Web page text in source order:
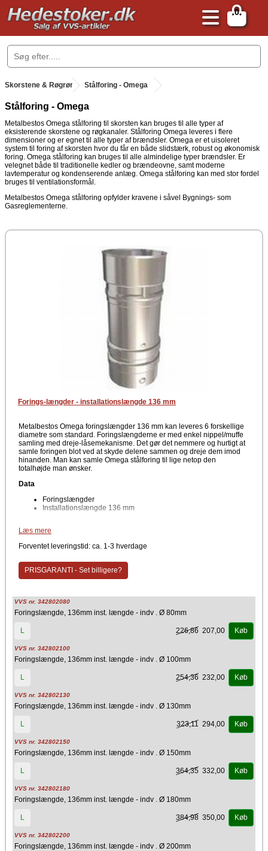
0
.
Skorstene & Røgrør . Stålforing - Omega
Stålforing - Omega
Metalbestos Omega stålforing til skorsten kan bruges til alle typer af
eksisterende skorstene og røgkanaler. Stålforing Omega leveres i flere
dimensioner og er egnet til alle typer af brændsler. Omega er et uisoleret
system til foring af skorsten hvor du får en både slidstærk, robust og økonomisk
foring. Omega stålforing kan bruges til alle almindelige typer brændsler. Er
velegnet både til traditionelle kedler og brændeovne, samt moderne
lavtemperatur og kondenserende anlæg. Omega stålforing kan med stor fordel
bruges til ventilationsformål.
Metalbestos Omega stålforing opfylder kravene i såvel Bygnings- som
Gasreglementerne.
Forings-længder - installationslængde 136 mm
Metalbestos Omega foringslængder 136 mm kan leveres 6 forskellige
diametre som standard. Foringslængderne er med enkel nippel/muffe
samling med dreje-låsemekanisme. Det gør det nemmere og hurtigt at
samle foringen blot ved at skyde delene sammen og dreje dem imod
hinanden. Man kan samle Omega stålforing til lige netop den
totalhøjde man ønsker.
Data
Foringslængder
Installationslængde 136 mm
Kierulff A/S - Metalbestos
Læs mere
Forventet leveringstid: ca. 1-3 hverdage
PRISGARANTI - Set billigere?
VVS nr. 342802080
Foringslængde, 136mm inst. længde - indv . Ø 80mm
L 226,86 207,00 Køb
VVS nr. 342802100
Foringslængde, 136mm inst. længde - indv . Ø 100mm
L 254,36 232,00 Køb
VVS nr. 342802130
Foringslængde, 136mm inst. længde - indv . Ø 130mm
L 323,11 294,00 Køb
VVS nr. 342802150
Foringslængde, 136mm inst. længde - indv . Ø 150mm
L 364,35 332,00 Køb
VVS nr. 342802180
Foringslængde, 136mm inst. længde - indv . Ø 180mm
L 384,98 350,00 Køb
VVS nr. 342802200
Foringslængde, 136mm inst. længde - indv . Ø 200mm